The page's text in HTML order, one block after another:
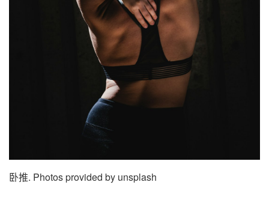
卧推. Photos provided by unsplash